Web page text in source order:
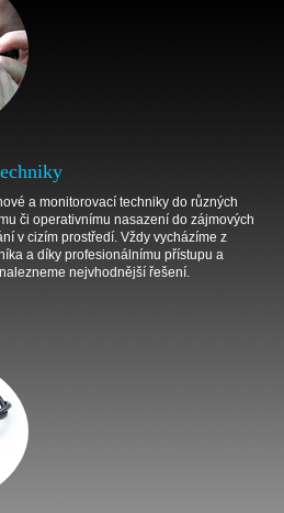
a monitorovací techniky do různých
či operativnímu nasazení do zájmových
v cizím prostředí. Vždy vycházíme z
a díky profesionálnímu přístupu a
nejvhodnější řešení.